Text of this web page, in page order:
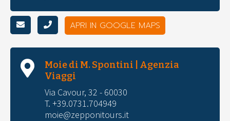
APRI IN GOOGLE MAPS
Moie di M. Spontini | Agenzia
Viaggi
Via Cavour, 32 - 60030
T. +39.0731.704949
moie@zepponitours.it